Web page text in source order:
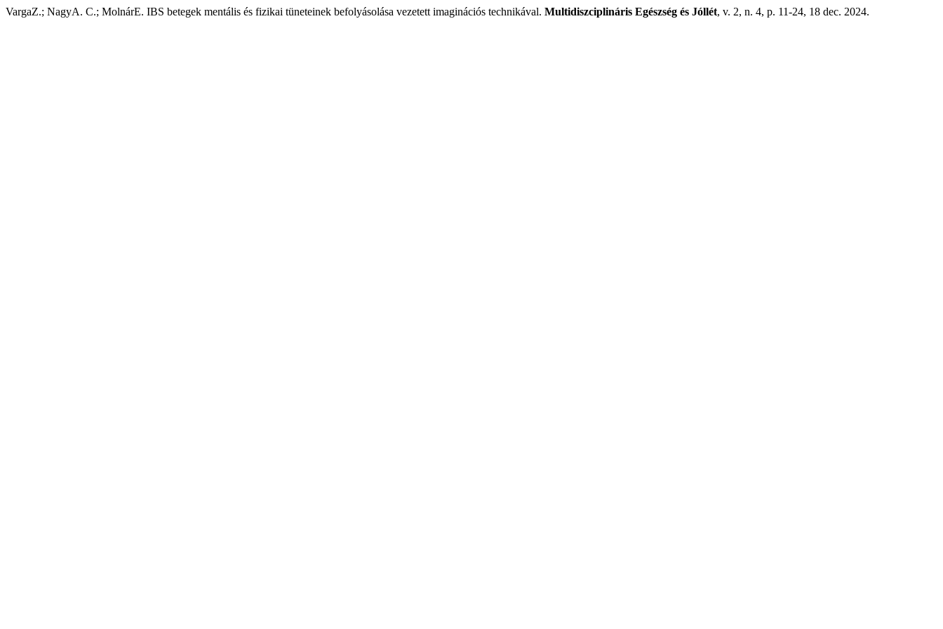
VargaZ.; NagyA. C.; MolnárE. IBS betegek mentális és fizikai tüneteinek befolyásolása vezetett imaginációs technikával. Multidiszciplináris Egészség és Jóllét, v. 2, n. 4, p. 11-24, 18 dec. 2024.